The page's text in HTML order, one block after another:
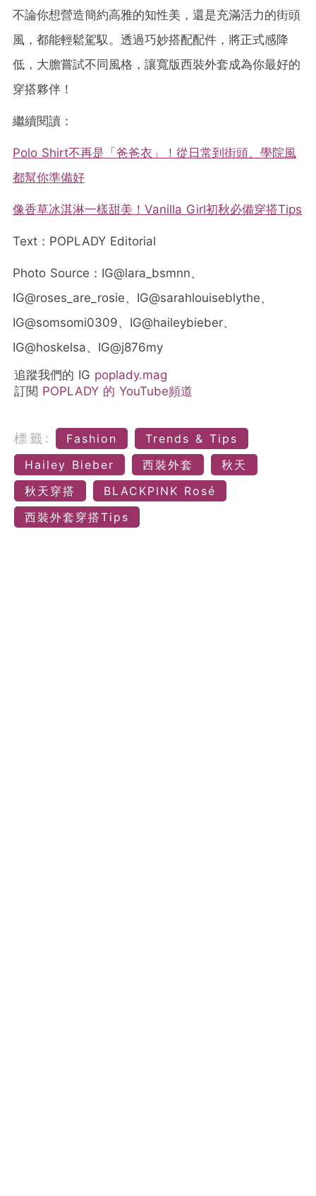
不論你想營造簡約高雅的知性美，還是充滿活力的街頭
風，都能輕鬆駕馭。透過巧妙搭配配件，將正式感降
低，大膽嘗試不同風格，讓寬版西裝外套成為你最好的
穿搭夥伴 ！
繼續閱讀：
Polo Shirt不再是「爸爸衣」！從日常到街頭、學院風
都幫你準備好
像香草冰淇淋一樣甜美！Vanilla Girl初秋必備穿搭Tips
Text：POPLADY Editorial
Photo Source： IG@lara_bsmnn、
IG@roses_are_rosie、IG@sarahlouiseblythe、
IG@somsomi0309、 IG@haileybieber、
IG@hoskelsa、IG@j876my
追蹤我們的 IG poplady.mag
訂閱 POPLADY 的 YouTube頻道
標籤: Fashion
Trends & Tips
Hailey Bieber
西裝外套
秋天
秋天穿搭
BLACKPINK Rosé
西裝外套穿搭Tips